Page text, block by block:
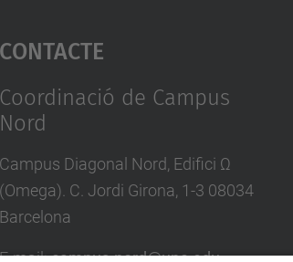
Contacte
Coordinació de Campus
Nord
Campus Diagonal Nord, Edifici Ω
(Omega). C. Jordi Girona, 1-3 08034
Barcelona
mail:campus.nord@upc.edu